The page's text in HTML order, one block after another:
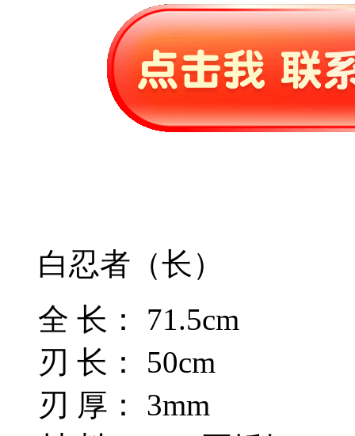
白忍者（长）
全 长： 71.5cm
刃 长： 50cm
刃 厚： 3mm